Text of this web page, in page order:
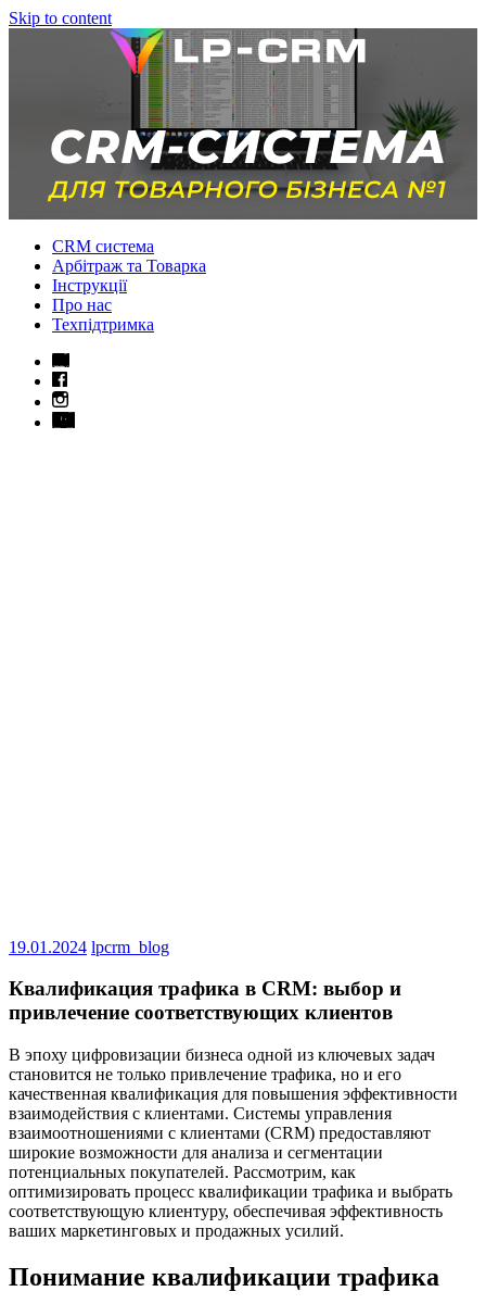
Skip to content
CRM система
Арбітраж та Товарка
Інструкції
Про нас
Техпідтримка
19.01.2024 lpcrm_blog
Квалификация трафика в CRM: выбор и
привлечение соответствующих клиентов
В эпоху цифровизации бизнеса одной из ключевых задач
становится не только привлечение трафика, но и его
качественная квалификация для повышения эффективности
взаимодействия с клиентами. Системы управления
взаимоотношениями с клиентами (CRM) предоставляют
широкие возможности для анализа и сегментации
потенциальных покупателей. Рассмотрим, как
оптимизировать процесс квалификации трафика и выбрать
соответствующую клиентуру, обеспечивая эффективность
ваших маркетинговых и продажных усилий.
Понимание квалификации трафика